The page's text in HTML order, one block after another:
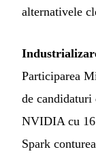
alternativele
Participarea
de
NVIDIA cu
Spark